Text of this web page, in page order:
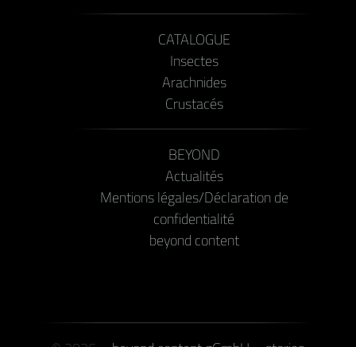
CATALOGUE
Insectes
Arachnides
Crustacés
BEYOND
Actualités
Mentions légales/Déclaration de
confidentialité
beyond content